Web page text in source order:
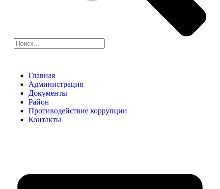
Главная
Администрация
Документы
Район
Противодействие коррупции
Контакты